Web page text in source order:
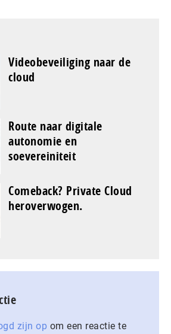
Videobeveiliging naar de
cloud
Route naar digitale
autonomie en
soevereiniteit
Comeback? Private Cloud
heroverwogen.
zijn op om een reactie te